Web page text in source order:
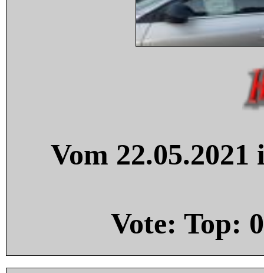
Vom
Vote: Top: 0